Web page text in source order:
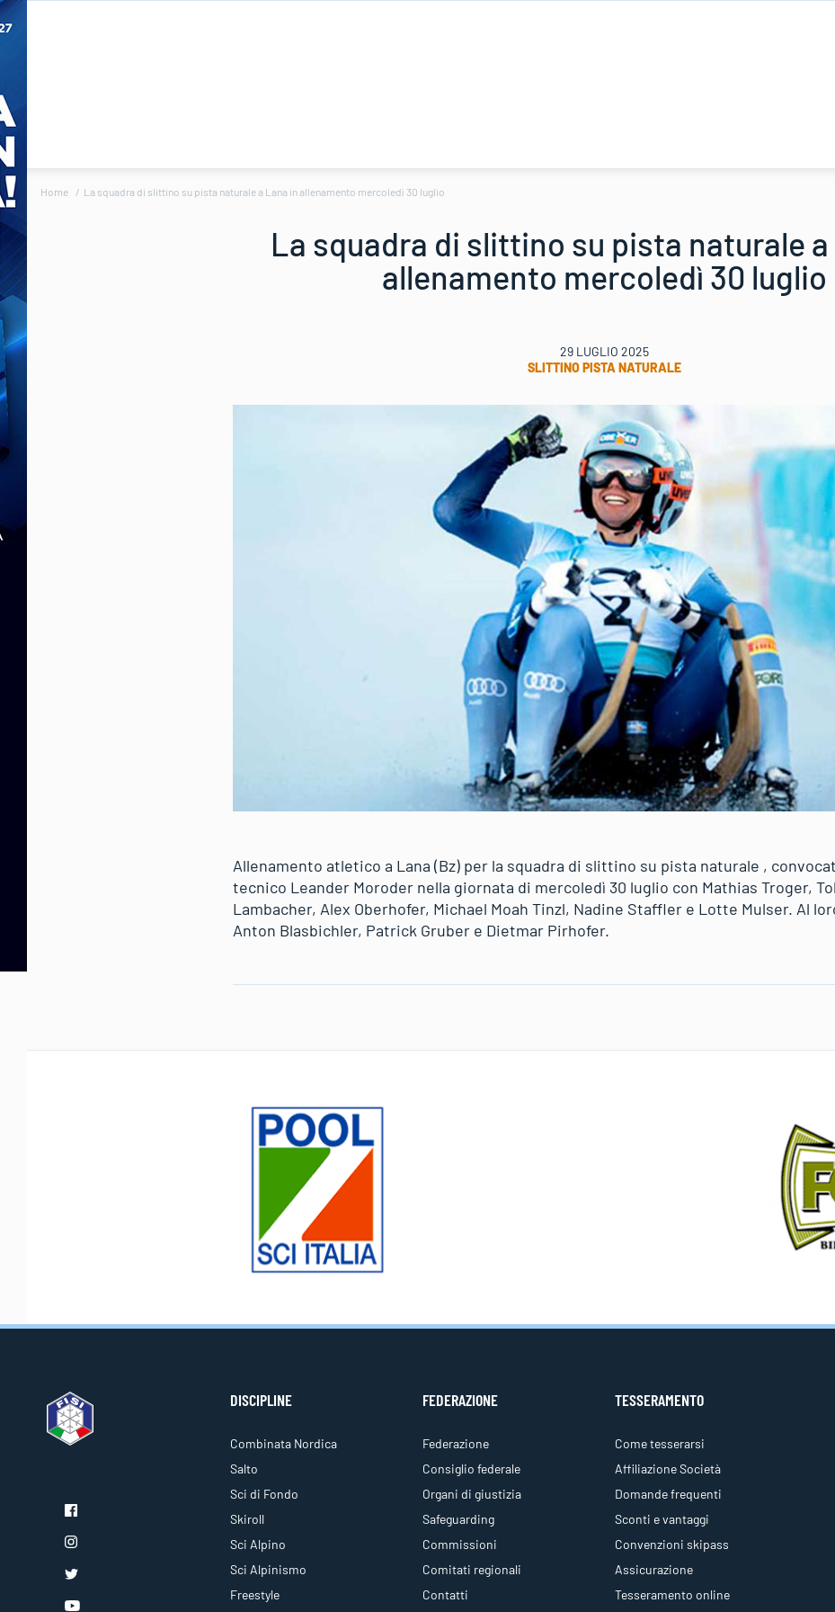
Home La squadra di slittino su pista naturale a Lana in allenamento mercoledì 30 luglio
La squadra di slittino su pista naturale a
allenamento mercoledì 30 luglio
29 LUGLIO 2025
SLITTINO PISTA NATURALE
Allenamento atletico a Lana (Bz) per la squadra di slittino su pista naturale ,
tecnico Leander Moroder nella giornata di mercoledì 30 luglio con Mathias Troger,
Lambacher, Alex Oberhofer, Michael Moah Tinzl, Nadine Staffler e Lotte Mulser. Al
Anton Blasbichler, Patrick Gruber e Dietmar Pirhofer.
DISCIPLINE
Combinata Nordica
Salto
Sci di Fondo
Skiroll
Sci Alpino
Sci Alpinismo
Freestyle
FEDERAZIONE
Federazione
Consiglio federale
Organi di giustizia
Safeguarding
Commissioni
Comitati regionali
Contatti
TESSERAMENTO
Come tesserarsi
Affiliazione Società
Domande frequenti
Sconti e vantaggi
Convenzioni skipass
Assicurazione
Tesseramento online